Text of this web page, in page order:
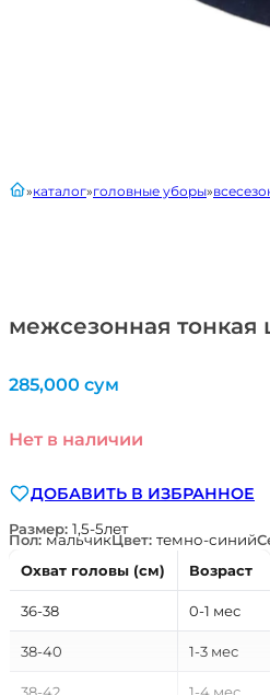
межсезонная
главнаякаталог головные уборы
285,000 сум
Нет в наличии
ДОБАВИТЬ В ИЗБРАННОЕ
Размер: 1,5-5лет
Пол:мальчикЦвет: темно-синий
Охват головы (см)
Возраст
36-38 0-1 мес
38-40 1-3 мес